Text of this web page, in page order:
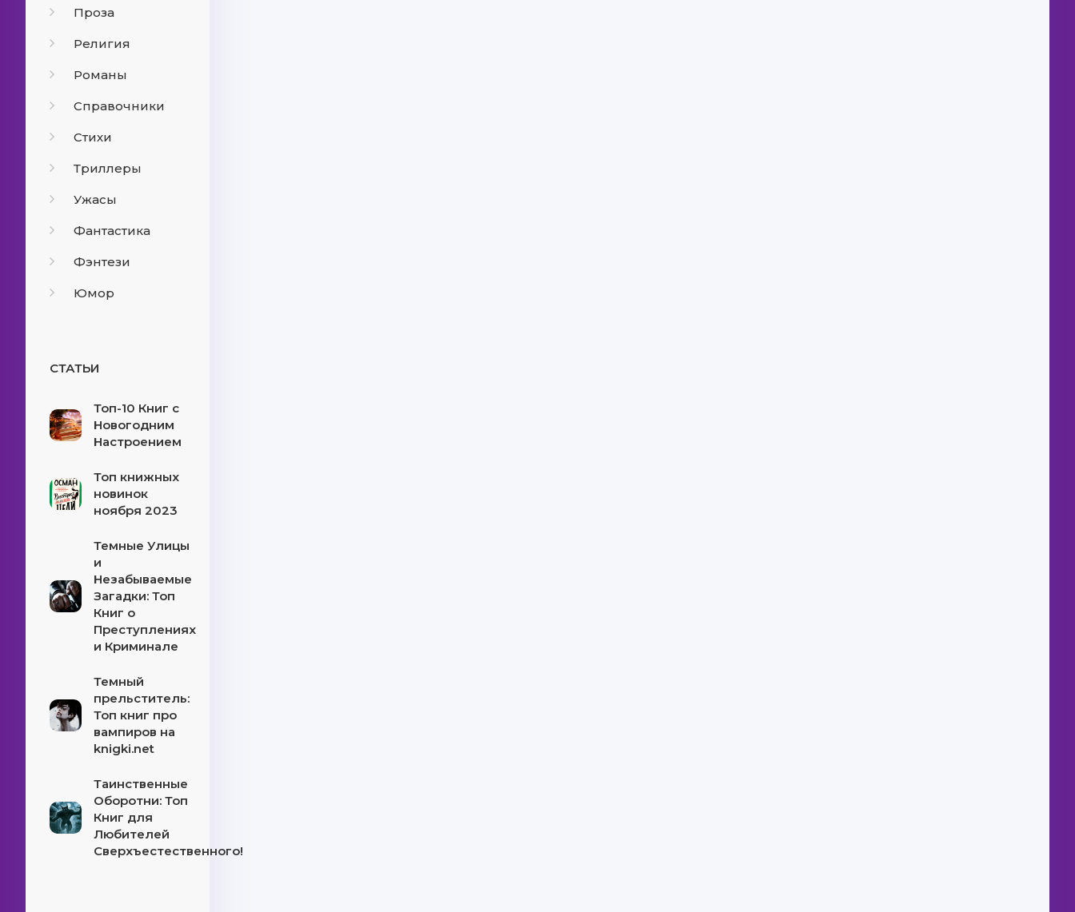
Проза
Религия
Романы
Справочники
Стихи
Триллеры
Ужасы
Фантастика
Фэнтези
Юмор
СТАТЬИ
Топ-10 Книг с
Новогодним
Настроением
Топ книжных
новинок
ноября 2023
Темные Улицы
и
Незабываемые
Загадки: Топ
Книг о
Преступлениях
и Криминале
Темный
прельститель:
Топ книг про
вампиров на
knigki.net
Таинственные
Оборотни: Топ
Книг для
Любителей
Сверхъестественного!